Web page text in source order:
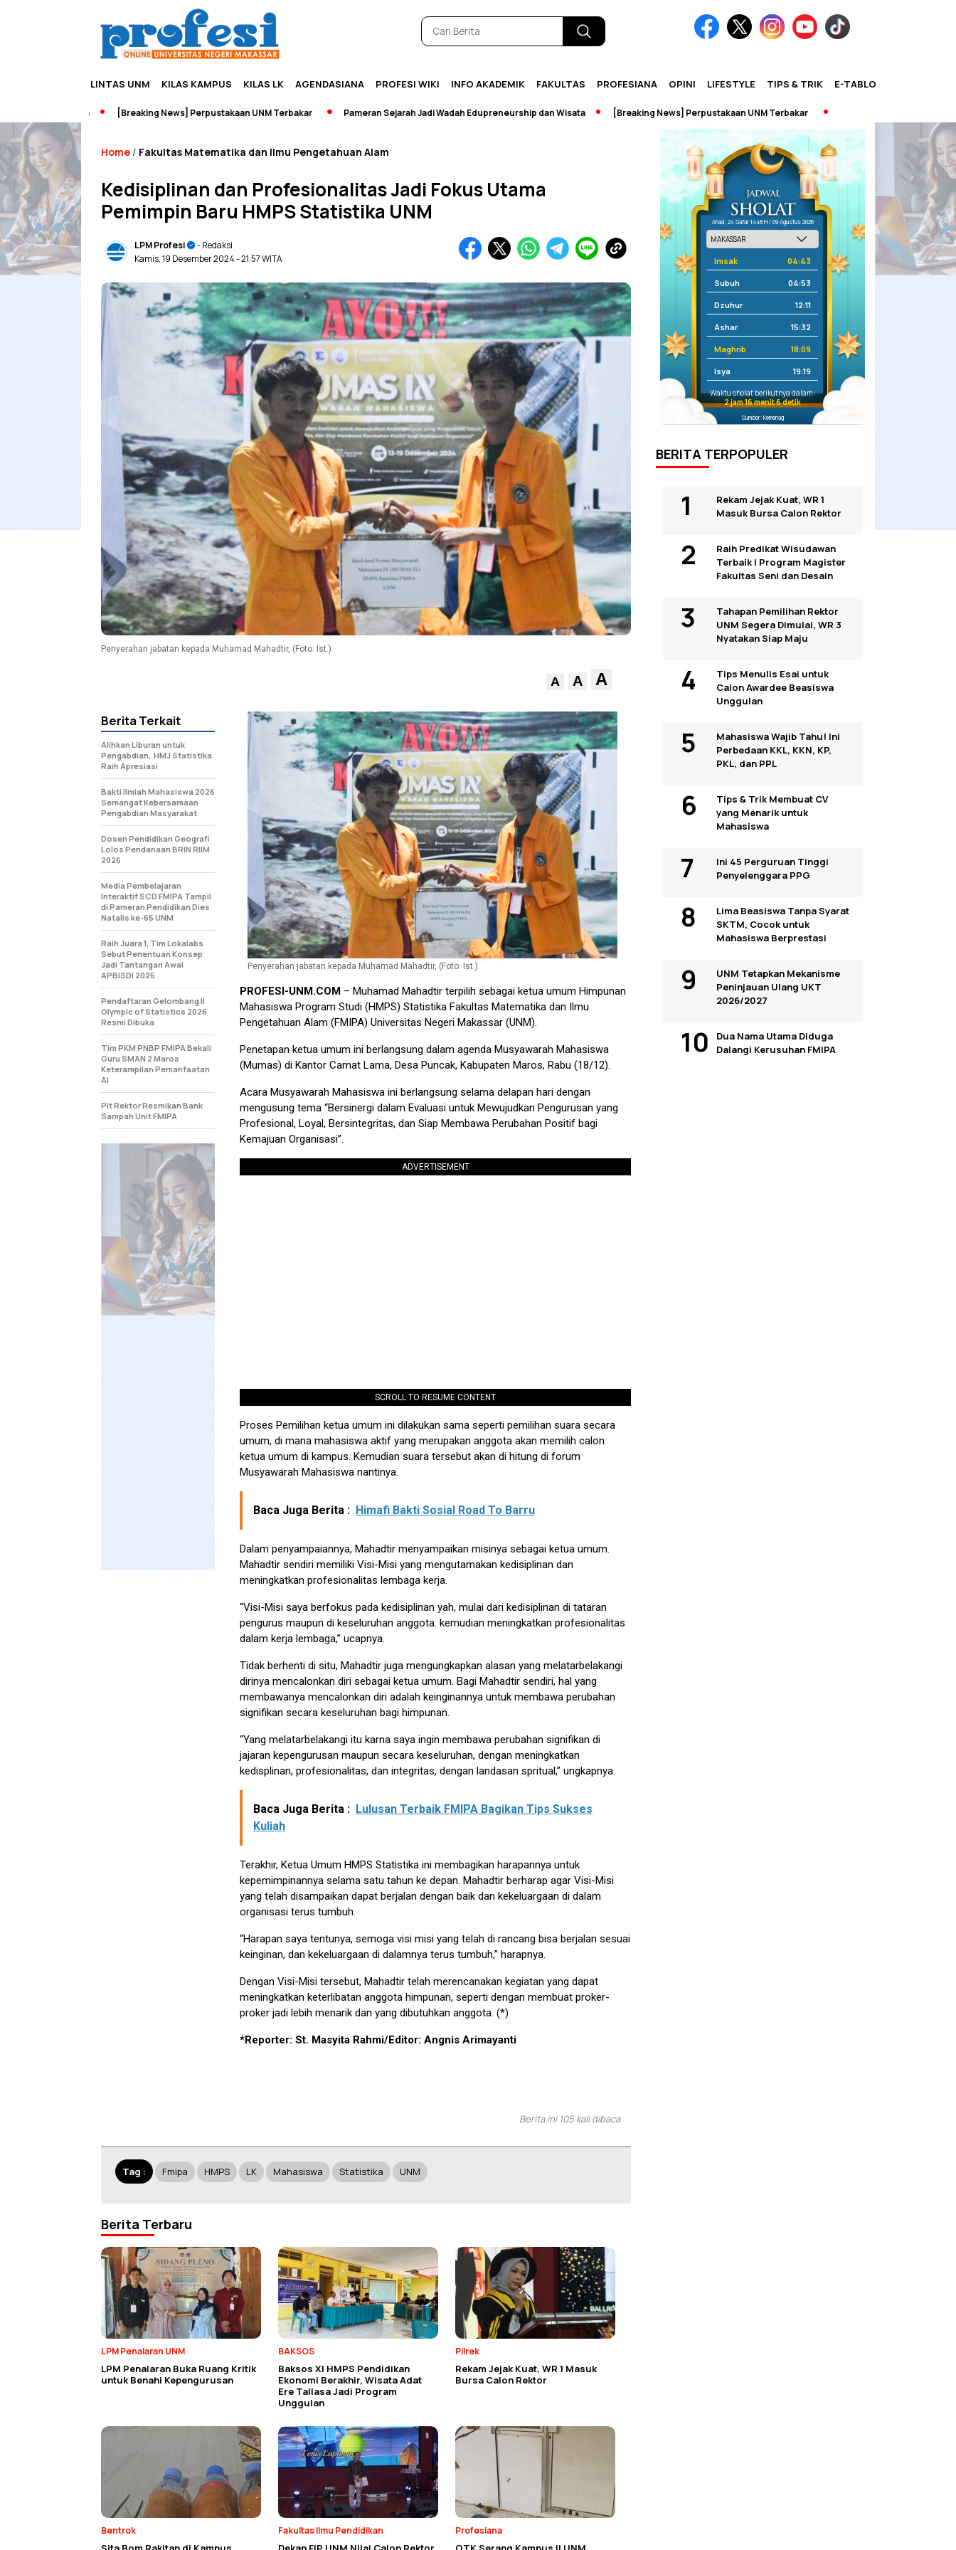
LINTAS UNM KILAS KAMPUS KILAS LK AGENDASIANA PROFESI WIKI INFO AKADEMIK FAKULTAS PROFESIANA OPINI LIFESTYLE TIPS & TRIK E-TABLOID
[Breaking News] Perpustakaan UNM Terbakar Pameran Sejarah Jadi Wadah Edupreneurship dan Wisata [Breaking News] Perpustakaan UNM Terbakar
Home / Fakultas Matematika dan Ilmu Pengetahuan Alam
Kedisiplinan dan Profesionalitas Jadi Fokus Utama
Pemimpin Baru HMPS Statistika UNM
LPM Profesi
- Redaksi
Kamis, 19 Desember 2024- 21:57 WITA
Penyerahan jabatan kepada Muhamad Mahadtir, (Foto: Ist.)
A A A
Penyerahan jabatan kepada Muhamad Mahadtir, (Foto: Ist.)
PROFESI-UNM.COM – Muhamad Mahadtir terpilih sebagai ketua umum Himpunan
Mahasiswa Program Studi (HMPS) Statistika Fakultas Matematika dan Ilmu
Pengetahuan Alam (FMIPA) Universitas Negeri Makassar (UNM).
Penetapan ketua umum ini berlangsung dalam agenda Musyawarah Mahasiswa
(Mumas) di Kantor Camat Lama, Desa Puncak, Kabupaten Maros, Rabu (18/12).
Acara Musyawarah Mahasiswa ini berlangsung selama delapan hari dengan
mengusung tema “Bersinergi dalam Evaluasi untuk Mewujudkan Pengurusan yang
Profesional, Loyal, Bersintegritas, dan Siap Membawa Perubahan Positif bagi
Kemajuan Organisasi”.
ADVERTISEMENT
SCROLL TO RESUME CONTENT
Proses Pemilihan ketua umum ini dilakukan sama seperti pemilihan suara secara
umum, di mana mahasiswa aktif yang merupakan anggota akan memilih calon
ketua umum di kampus. Kemudian suara tersebut akan di hitung di forum
Musyawarah Mahasiswa nantinya.
Baca Juga Berita : Himafi Bakti Sosial Road To Barru
Dalam penyampaiannya, Mahadtir menyampaikan misinya sebagai ketua umum.
Mahadtir sendiri memiliki Visi-Misi yang mengutamakan kedisiplinan dan
meningkatkan profesionalitas lembaga kerja.
“Visi-Misi saya berfokus pada kedisiplinan yah, mulai dari kedisiplinan di tataran
pengurus maupun di keseluruhan anggota. kemudian meningkatkan profesionalitas
dalam kerja lembaga,” ucapnya.
Tidak berhenti di situ, Mahadtir juga mengungkapkan alasan yang melatarbelakangi
dirinya mencalonkan diri sebagai ketua umum. Bagi Mahadtir sendiri, hal yang
membawanya mencalonkan diri adalah keinginannya untuk membawa perubahan
signifikan secara keseluruhan bagi himpunan.
“Yang melatarbelakangi itu karna saya ingin membawa perubahan signifikan di
jajaran kepengurusan maupun secara keseluruhan, dengan meningkatkan
kedisplinan, profesionalitas, dan integritas, dengan landasan spritual,” ungkapnya.
Baca Juga Berita : Lulusan Terbaik FMIPA Bagikan Tips Sukses
Kuliah
Terakhir, Ketua Umum HMPS Statistika ini membagikan harapannya untuk
kepemimpinannya selama satu tahun ke depan. Mahadtir berharap agar Visi-Misi
yang telah disampaikan dapat berjalan dengan baik dan kekeluargaan di dalam
organisasi terus tumbuh.
“Harapan saya tentunya, semoga visi misi yang telah di rancang bisa berjalan sesuai
keinginan, dan kekeluargaan di dalamnya terus tumbuh,” harapnya.
Dengan Visi-Misi tersebut, Mahadtir telah merencanakan kegiatan yang dapat
meningkatkan keterlibatan anggota himpunan, seperti dengan membuat proker-
proker jadi lebih menarik dan yang dibutuhkan anggota. (*)
*Reporter: St. Masyita Rahmi/Editor: Angnis Arimayanti
Berita Terkait
Alihkan Liburan untuk
Pengabdian, HMJ Statistika
Raih Apresiasi
Bakti Ilmiah Mahasiswa 2026
Semangat Kebersamaan
Pengabdian Masyarakat
Dosen Pendidikan Geografi
Lolos Pendanaan BRIN RIIM
2026
Media Pembelajaran
Interaktif SCD FMIPA Tampil
di Pameran Pendidikan Dies
Natalis ke-65 UNM
Raih Juara 1, Tim Lokalabs
Sebut Penentuan Konsep
Jadi Tantangan Awal
APBISDI 2026
Pendaftaran Gelombang II
Olympic of Statistics 2026
Resmi Dibuka
Tim PKM PNBP FMIPA Bekali
Guru SMAN 2 Maros
Keterampilan Pemanfaatan
AI
Plt Rektor Resmikan Bank
Sampah Unit FMIPA
Berita ini 105 kali dibaca
Tag : Fmipa HMPS LK Mahasiswa Statistika UNM
Berita Terbaru
LPM Penalaran UNM
LPM Penalaran Buka Ruang Kritik
untuk Benahi Kepengurusan
BAKSOS
Baksos XI HMPS Pendidikan
Ekonomi Berakhir, Wisata Adat
Ere Tallasa Jadi Program
Unggulan
Pilrek
Rekam Jejak Kuat, WR 1 Masuk
Bursa Calon Rektor
Bentrok Fakultas Ilmu Pendidikan Profesiana
Ahad, 24 Safar 1448 H / 09 Agustus 2026
Imsak 04:43
Subuh 04:53
Dzuhur 12:11
Ashar 15:32
Maghrib 18:09
Isya 19:19
Waktu sholat berikutnya dalam:
2 jam 16 menit 5 detik
Sumber: Kemenag
BERITA TERPOPULER
Rekam Jejak Kuat, WR 1
Masuk Bursa Calon Rektor
Raih Predikat Wisudawan
Terbaik I Program Magister
Fakultas Seni dan Desain
Tahapan Pemilihan Rektor
UNM Segera Dimulai, WR 3
Nyatakan Siap Maju
Tips Menulis Esai untuk
Calon Awardee Beasiswa
Unggulan
Mahasiswa Wajib Tahu! Ini
Perbedaan KKL, KKN, KP,
PKL, dan PPL
Tips & Trik Membuat CV
yang Menarik untuk
Mahasiswa
Ini 45 Perguruan Tinggi
Penyelenggara PPG
Lima Beasiswa Tanpa Syarat
SKTM, Cocok untuk
Mahasiswa Berprestasi
UNM Tetapkan Mekanisme
Peninjauan Ulang UKT
2026/2027
Dua Nama Utama Diduga
Dalangi Kerusuhan FMIPA